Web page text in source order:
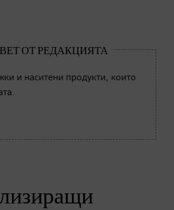
и наситени продукти, които